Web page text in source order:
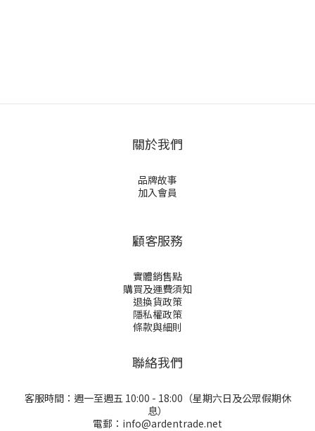
關於我們
品牌故事
加入會員
顧客服務
實體銷售點
購買及運費須知
退換貨政策
隱私權政策
條款與細則
聯絡我們
客服時間：週一至週五 10:00 - 18:00（星期六日及公眾假期休
息）
電郵：info@ardentrade.net